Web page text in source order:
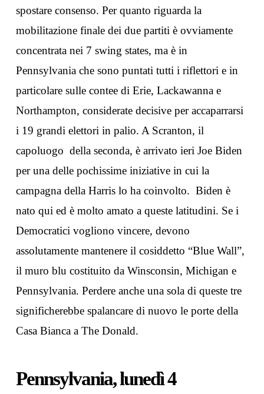
spostare consenso. Per quanto riguarda la
mobilitazione finale dei due partiti è ovviamente
concentrata nei 7 swing states, ma è in
Pennsylvania che sono puntati tutti i riflettori e in
particolare sulle contee di Erie, Lackawanna e
Northampton, considerate decisive per accaparrarsi
i 19 grandi elettori in palio. A Scranton, il
capoluogo della seconda, è arrivato ieri Joe Biden
per una delle pochissime iniziative in cui la
campagna della Harris lo ha coinvolto. Biden è
nato qui ed è molto amato a queste latitudini. Se i
Democratici vogliono vincere, devono
assolutamente mantenere il cosiddetto “Blue Wall”,
il muro blu costituito da Winsconsin, Michigan e
Pennsylvania. Perdere anche una sola di queste tre
significherebbe spalancare di nuovo le porte della
Casa Bianca a The Donald.
Pennsylvania, lunedì 4